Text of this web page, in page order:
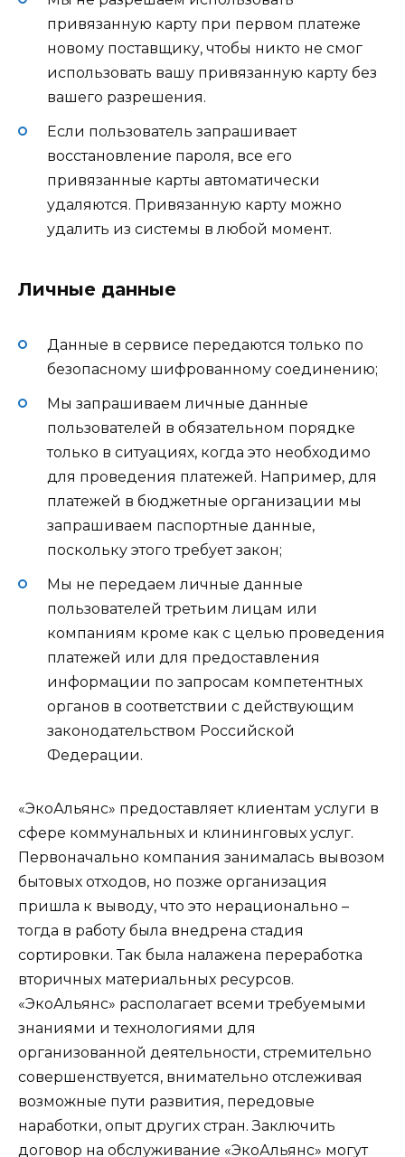
привязанную карту при первом платеже
новому поставщику, чтобы никто не смог
использовать вашу привязанную карту без
вашего разрешения.
Если пользователь запрашивает
восстановление пароля, все его
привязанные карты автоматически
удаляются. Привязанную карту можно
удалить из системы в любой момент.
Личные данные
Данные в сервисе передаются только по
безопасному шифрованному соединению;
Мы запрашиваем личные данные
пользователей в обязательном порядке
только в ситуациях, когда это необходимо
для проведения платежей. Например, для
платежей в бюджетные организации мы
запрашиваем паспортные данные,
поскольку этого требует закон;
Мы не передаем личные данные
пользователей третьим лицам или
компаниям кроме как с целью проведения
платежей или для предоставления
информации по запросам компетентных
органов в соответствии с действующим
законодательством Российской
Федерации.
«ЭкоАльянс» предоставляет клиентам услуги в
сфере коммунальных и клининговых услуг.
Первоначально компания занималась вывозом
бытовых отходов, но позже организация
пришла к выводу, что это нерационально –
тогда в работу была внедрена стадия
сортировки. Так была налажена переработка
вторичных материальных ресурсов.
«ЭкоАльянс» располагает всеми требуемыми
знаниями и технологиями для
организованной деятельности, стремительно
совершенствуется, внимательно отслеживая
возможные пути развития, передовые
наработки, опыт других стран. Заключить
договор на обслуживание «ЭкоАльянс» могут